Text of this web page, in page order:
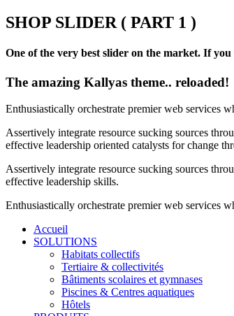
SHOP SLIDER ( PART 1 )
One of the very best slider on the market. If
The amazing Kallyas theme.. reloaded!
Enthusiastically orchestrate premier web services
Assertively integrate resource sucking sources
effective leadership oriented catalysts for change
Assertively integrate resource sucking sources
effective leadership skills.
Enthusiastically orchestrate premier web services
Accueil
SOLUTIONS
Habitats collectifs
Tertiaire & collectivités
Bâtiments scolaires et gymnases
Piscines & Centres aquatiques
Hôtels